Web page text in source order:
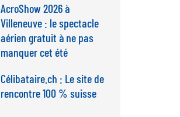
AcroShow 2026 à
Villeneuve : le spectacle
aérien gratuit à ne pas
manquer cet été
Célibataire.ch : Le site de
rencontre 100 % suisse